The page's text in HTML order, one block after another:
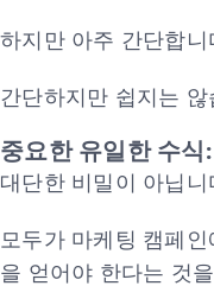
하지만 아주 간단합니
간단하지만 쉽지는 않
중요한 유일한 수식:
대단한 비밀이 아닙니
모두가 마케팅 캠페
을 얻어야 한다는 것